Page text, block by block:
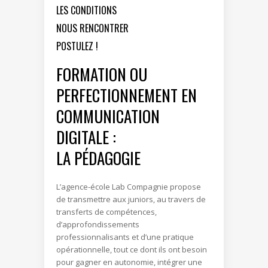
LES CONDITIONS
NOUS RENCONTRER
POSTULEZ !
FORMATION OU
PERFECTIONNEMENT EN
COMMUNICATION
DIGITALE :
LA PÉDAGOGIE
L’agence-école Lab Compagnie propose
de transmettre aux juniors, au travers de
transferts de compétences,
d’approfondissements
professionnalisants et d’une pratique
opérationnelle, tout ce dont ils ont besoin
pour gagner en autonomie, intégrer une